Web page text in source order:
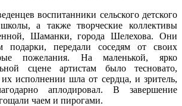
воспитанники сельского детского
а также творческие коллективы
Шаманки, города Шелехова. Они
подарки, передали соседям от своих
пожелания. На маленькой, ярко
сцене артистам было тесновато,
исполнении шла от сердца, и зритель,
аплодировал. В завершение
чаем и пирогами.